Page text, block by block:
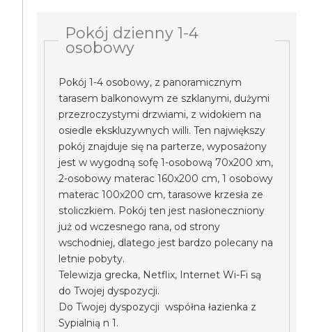
Pokój dzienny 1-4
osobowy
Pokój 1-4 osobowy, z panoramicznym
tarasem balkonowym ze szklanymi, dużymi
przezroczystymi drzwiami, z widokiem na
osiedle ekskluzywnych willi. Ten największy
pokój znajduje się na parterze, wyposażony
jest w wygodną sofę 1-osobową 70x200 xm,
2-osobowy materac 160x200 cm, 1 osobowy
materac 100x200 cm, tarasowe krzesła ze
stoliczkiem. Pokój ten jest nasłoneczniony
już od wczesnego rana, od strony
wschodniej, dlatego jest bardzo polecany na
letnie pobyty.
Telewizja grecka, Netflix, Internet Wi-Fi są
do Twojej dyspozycji.
Do Twojej dyspozycji współna łazienka z
Sypialnią n 1.